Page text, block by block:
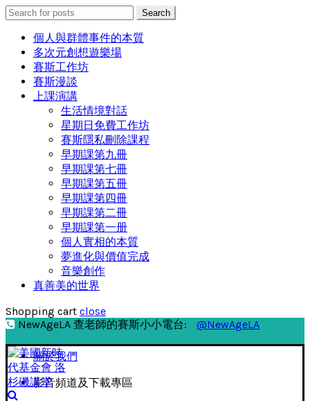
Search
for:
Search
個人與群體事件的本質
多次元創想遊樂場
賽斯工作坊
賽斯漫談
上課演講
生活情境對話
星期日免費工作坊
賽斯隱私刪除課程
早期課第九冊
早期課第七冊
早期課第五冊
早期課第四冊
早期課第二冊
早期課第一册
個人實相的本質
夢進化與價值完成
音樂創作
真善美的世界
Shopping cart close
NewAgeLA 查老師的賽斯小小電台:
@NewAgeLA
關於我們
影音頻道及下載專區